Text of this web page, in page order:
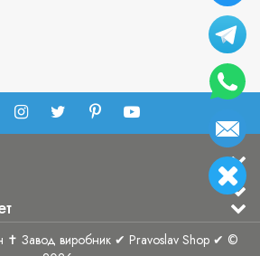
✝ Завод виробник ✔ Pravoslav Shop ✔ ©